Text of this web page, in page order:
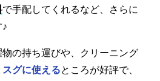
で手配してくれるなど、さらに
の持ち運びや、クリーニング
スグに使えるところが好評で、